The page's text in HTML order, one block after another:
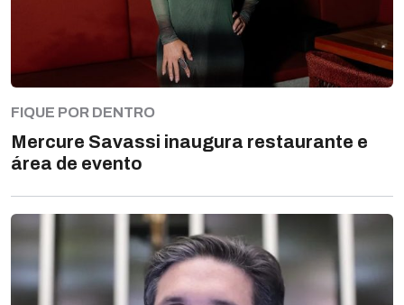
FIQUE POR DENTRO
Mercure Savassi inaugura restaurante e
área de evento